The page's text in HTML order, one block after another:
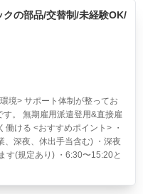
の部品/交替制/未経験OK/
境> サポート体制が整ってお
。 無期雇用派遣登用&直接雇
ける <おすすめポイント> ・
深夜、休出手当含む) ・深夜
す(規定あり) ・6:30〜15:20と